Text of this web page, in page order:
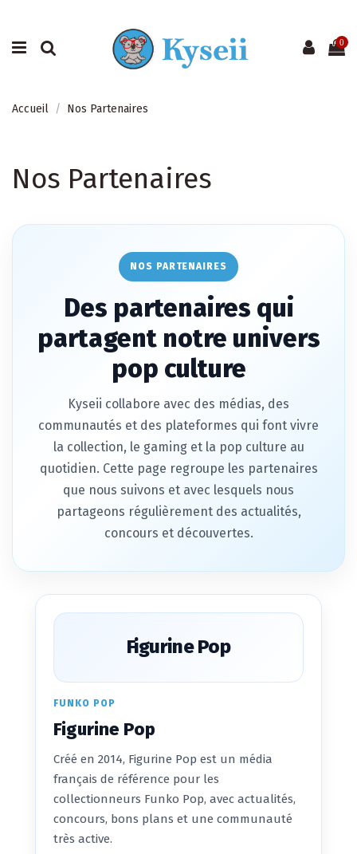
0
Accueil Nos Partenaires
Nos Partenaires
NOS PARTENAIRES
Des partenaires qui
partagent notre univers
pop culture
Kyseii collabore avec des médias, des
communautés et des plateformes qui font vivre
la collection, le gaming et la pop culture au
quotidien. Cette page regroupe les partenaires
que nous suivons et avec lesquels nous
partageons régulièrement des actualités,
concours et découvertes.
Figurine Pop
FUNKO POP
Figurine Pop
Créé en 2014, Figurine Pop est un média
français de référence pour les
collectionneurs Funko Pop, avec actualités,
concours, bons plans et une communauté
très active.